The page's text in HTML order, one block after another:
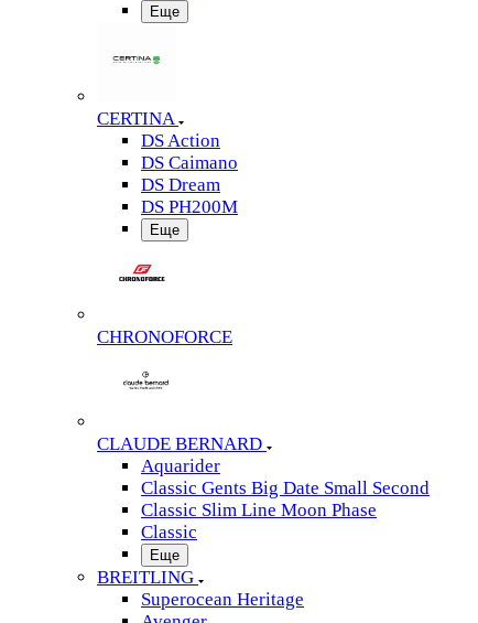
Еще
CERTINA
DS Action
DS Caimano
DS Dream
DS PH200M
Еще
CHRONOFORCE
CLAUDE BERNARD
Aquarider
Classic Gents Big Date Small Second
Classic Slim Line Moon Phase
Classic
Еще
BREITLING
Superocean Heritage